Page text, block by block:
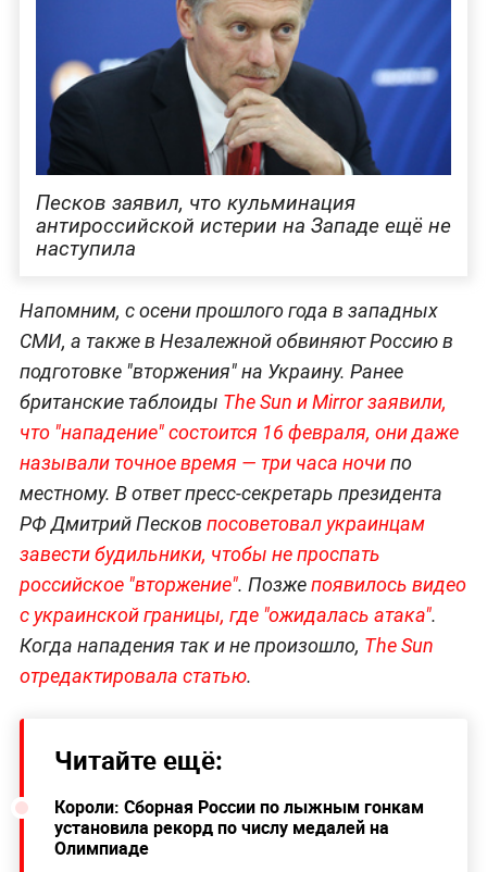
Песков заявил, что кульминация
антироссийской истерии на Западе ещё не
наступила
Напомним, с осени прошлого года в западных
СМИ, а также в Незалежной обвиняют Россию в
подготовке "вторжения" на Украину. Ранее
британские таблоиды The Sun и Mirror заявили,
что "нападение" состоится 16 февраля, они даже
называли точное время — три часа ночипо
местному. В ответ пресс-секретарь президента
РФ Дмитрий Песков посоветовал украинцам
завести будильники, чтобы не проспать
российское "вторжение". Позжепоявилось видео
с украинской границы, где "ожидалась атака".
Когда нападения так и не произошло, The Sun
отредактировала статью.
Читайте ещё:
Короли: Сборная России по лыжным гонкам
установила рекорд по числу медалей на
Олимпиаде